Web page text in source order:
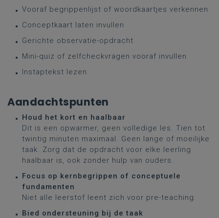
Vooraf begrippenlijst of woordkaartjes verkennen
Conceptkaart laten invullen
Gerichte observatie-opdracht
Mini-quiz of zelfcheckvragen vooraf invullen
Instaptekst lezen
Aandachtspunten
Houd het kort en haalbaar
Dit is een opwarmer, geen volledige les. Tien tot
twintig minuten maximaal. Geen lange of moeilijke
taak. Zorg dat de opdracht voor elke leerling
haalbaar is, ook zonder hulp van ouders.
Focus op kernbegrippen of conceptuele
fundamenten
Niet alle leerstof leent zich voor pre-teaching.
Bied ondersteuning bij de taak